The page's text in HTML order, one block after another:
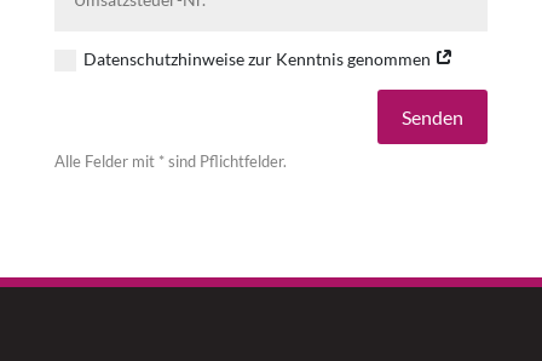
Datenschutzhinweise zur Kenntnis genommen
Senden
Alle Felder mit * sind Pflichtfelder.